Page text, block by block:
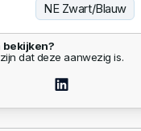
NE Zwart/Blauw
bekijken?
dat deze aanwezig is.